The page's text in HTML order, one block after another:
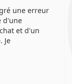
une erreur
d'une
et d'un
Je